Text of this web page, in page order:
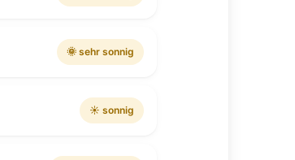
🌞 sehr sonnig
☀️ sonnig